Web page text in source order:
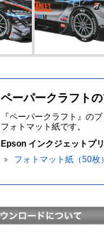
ペーパークラフト
『ペーパークラフト』の
フォトマット紙です。
Epson インクジェットプ
フォトマット紙（50枚